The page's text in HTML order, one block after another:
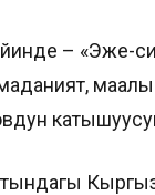
– «Эже-